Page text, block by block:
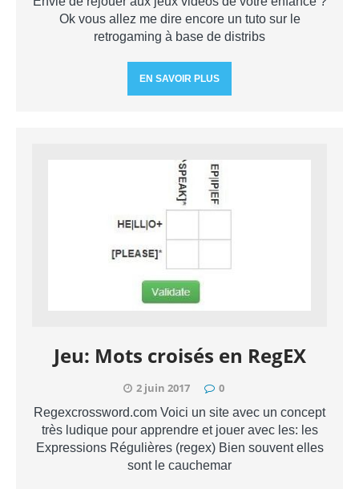
Ok vous allez me dire encore un tuto sur le
retrogaming à base de distribs
EN SAVOIR PLUS
Jeu: Mots croisés en RegEX
2 juin 2017 0
Regexcrossword.com Voici un site avec un concept
très ludique pour apprendre et jouer avec les: les
Expressions Régulières (regex) Bien souvent elles
sont le cauchemar